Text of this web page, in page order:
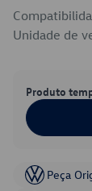
Unidade de
Produto
Peça